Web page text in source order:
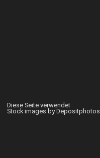
Diese Seite verwendet
Stock images by Depositphotos